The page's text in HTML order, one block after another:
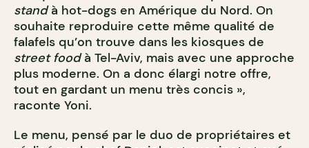
standà hot-dogs en Amérique du Nord. On
souhaite reproduire cette même qualité de
falafels qu’on trouve dans les kiosques de
street foodà Tel-Aviv, mais avec une approche
plus moderne. On a donc élargi notre offre,
tout en gardant un menu très concis »,
raconte Yoni.
Le menu, pensé par le duo de propriétaires et